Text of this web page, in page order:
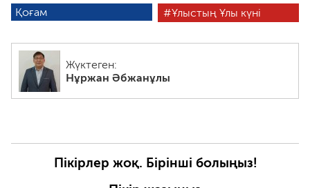
Қоғам
Ұлыстың Ұлы күні
Жүктеген:
Нұржан Әбжанұлы
Пікірлер жоқ. Бірінші болыңыз!